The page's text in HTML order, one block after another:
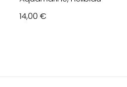
14,00 €